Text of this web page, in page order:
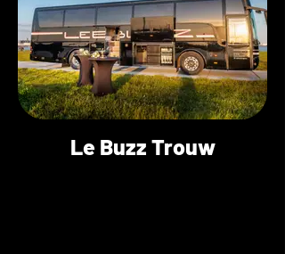
Le Buzz Trouw